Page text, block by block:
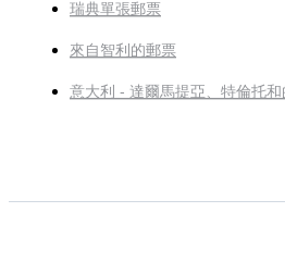
瑞典單張郵票
來自智利的郵票
意大利 - 達爾馬提亞、特倫托